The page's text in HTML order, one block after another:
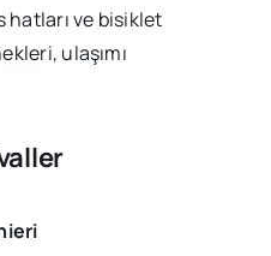
hatları ve bisiklet
ulaşımı